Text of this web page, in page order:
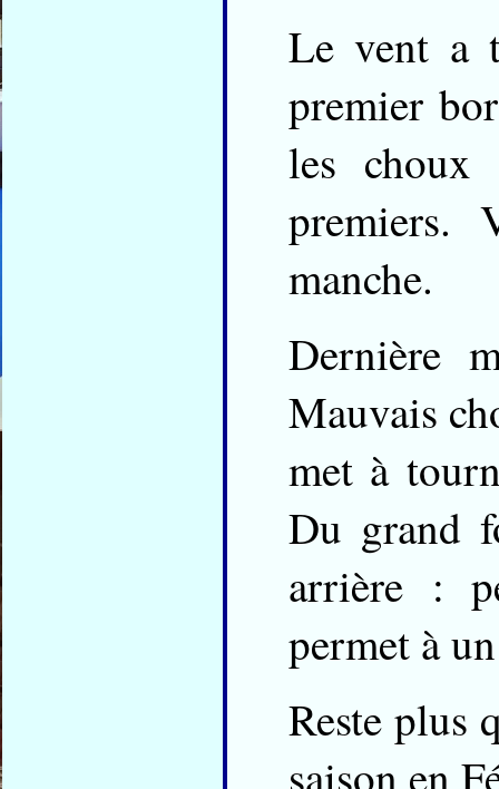
Le vent a
premier
les choux
premiers.
manche.
Dernière
Mauvais
met à
Du grand
arrière :
permet à
Reste plus
saison en